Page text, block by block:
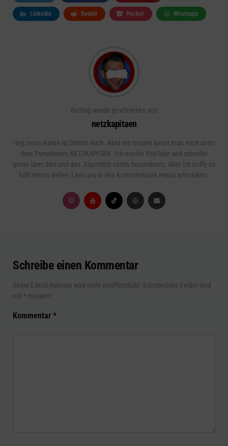
Linkedin Reddit Pocket Whatsapp
Beitrag wurde geschrieben von
netzkapitaen
Hey, mein Name ist Dimitri Auch. Aber am besten kennt man mich unter
dem Pseudonym NETZKAPITÄN. Ich mache YouTube und schreibe
gerne über dies und das. Eigentlich nichts besonderes. Aber ich hoffe es
hilft einem weiter. Lass uns in den Kommentaren etwas schnacken.
Schreibe einen Kommentar
Deine E-Mail-Adresse wird nicht veröffentlicht. Erforderliche Felder sind
mit * markiert
Kommentar *